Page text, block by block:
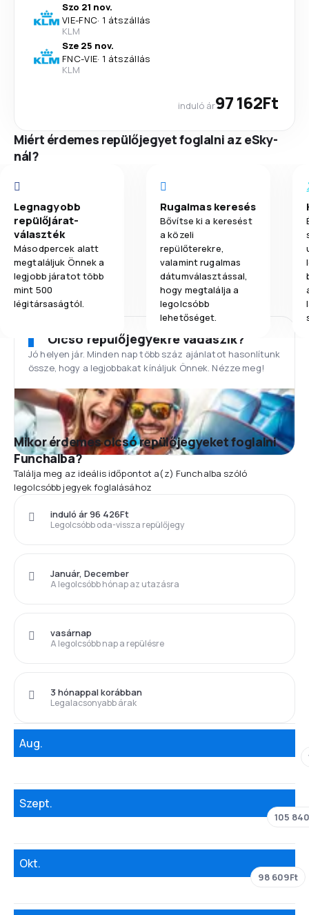
Szo 21 nov.
VIE-FNC· 1 átszállás
KLM
Sze 25 nov.
FNC-VIE· 1 átszállás
KLM
induló ár97 162Ft
Miért érdemes repülőjegyet foglalni az eSky-
nál?
Legnagyobb
repülőjárat-
választék
Másodpercek alatt
megtaláljuk Önnek a
legjobb járatot több
mint 500
légitársaságtól.
Rugalmas keresés
Bővítse ki a keresést
a közeli
repülőterekre,
valamint rugalmas
dátumválasztással,
hogy megtalálja a
legolcsóbb
lehetőséget.
Olcsó repülőjegyekre vadászik?
Jó helyen jár. Minden nap több száz ajánlatot hasonlítunk
össze, hogy a legjobbakat kínáljuk Önnek. Nézze meg!
Mikor érdemes olcsó repülőjegyeket foglalni
Funchalba?
Találja meg az ideális időpontot a(z) Funchalba szóló
legolcsóbb jegyek foglalásához
Legolcsóbb oda-vissza repülőjegy
induló ár 96 426Ft
A legolcsóbb hónap az utazásra
Január, December
A legolcsóbb nap a repülésre
vasárnap
Legalacsonyabb árak
3 hónappal korábban
Aug.
Szept.
105
Okt.
98 609Ft